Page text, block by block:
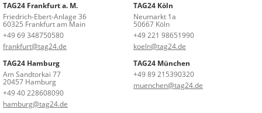
TAG24 Frankfurt a. M.
Friedrich-Ebert-Anlage 36
60325 Frankfurt am Main
+49 69 348750580
frankfurt@tag24.de
TAG24 Köln
Neumarkt 1a
50667 Köln
+49 221 98651990
koeln@tag24.de
TAG24 Hamburg
Am Sandtorkai 77
20457 Hamburg
+49 40 228608090
hamburg@tag24.de
TAG24 München
+49 89 215390320
muenchen@tag24.de